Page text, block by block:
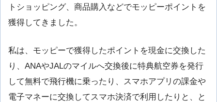
トショッピング、商品購入などでモッピーポイントを
獲得してきました。
私は、モッピーで獲得したポイントを現金に交換した
り、ANAやJALのマイルへ交換後に特典航空券を発行
して無料で飛行機に乗ったり、スマホアプリの課金や
電子マネーに交換してスマホ決済で利用したりと、と